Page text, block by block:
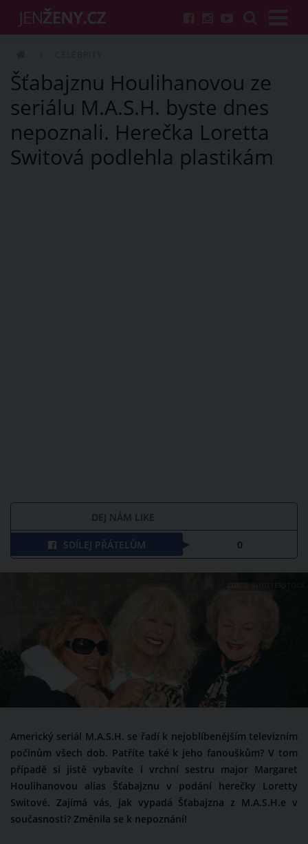
Šťabajznu Houlihanovou ze
seriálu M.A.S.H. byste dnes
nepoznali. Herečka Loretta
Switová podlehla plastikám
DEJ NÁM LIKE
SDÍLEJ PŘÁTELŮM 0
ZDROJ: SHUTTERSTOCK
Americký seriál M.A.S.H. se řadí k nejoblíbenějším televizním
počinům všech dob. Patříte také k jeho fanouškům? V tom
případě si jistě vybavíte i vrchní sestru major Margaret
Houlihanovou alias Šťabajznu v podání herečky Loretty
Switové. Zajímá vás, jak vypadá Šťabajzna z M.A.S.H.e v
současnosti? Změnila se k nepoznání!